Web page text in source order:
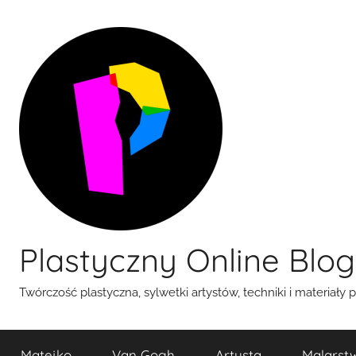
Plastyczny Online Blog
Twórczość plastyczna, sylwetki artystów, techniki i materiały